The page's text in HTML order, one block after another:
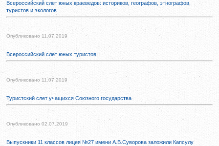
Всероссийский слет юных краеведов: историков, географов, этнографов,
туристов и экологов
Опубликовано 11.07.2019
Всероссийский слет юных туристов
Опубликовано 11.07.2019
Туристский слет учащихся Союзного государства
Опубликовано 02.07.2019
Выпускники 11 классов лицея №27 имени А.В.Суворова заложили Капсулу